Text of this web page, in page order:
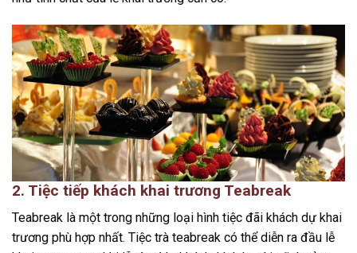
2. Tiệc tiếp khách khai trương Teabreak
Teabreak là một trong những loại hình tiệc đãi khách dự khai
trương phù hợp nhất. Tiệc trà teabreak có thể diễn ra đầu lễ